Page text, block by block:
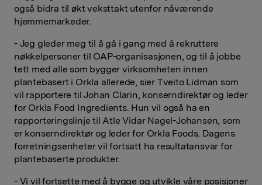
også bidra til økt veksttakt utenfor nåværende
hjemmemarkeder.
- Jeg gleder meg til å gå i gang med å rekruttere
nøkkelpersoner til OAP-organisasjonen, og til å jobbe
tett med alle som bygger virksomheten innen
plantebasert i Orkla allerede, sier Tveito Lidman som
vil rapportere til Johan Clarin, konserndirektør og leder
for Orkla Food Ingredients. Hun vil også ha en
rapporteringslinje til Atle Vidar Nagel-Johansen, som
er konserndirektør og leder for Orkla Foods. Dagens
forretningsenheter vil fortsatt ha resultatansvar for
plantebaserte produkter.
- Vi vil fortsette med å bygge og utvikle våre posisjoner